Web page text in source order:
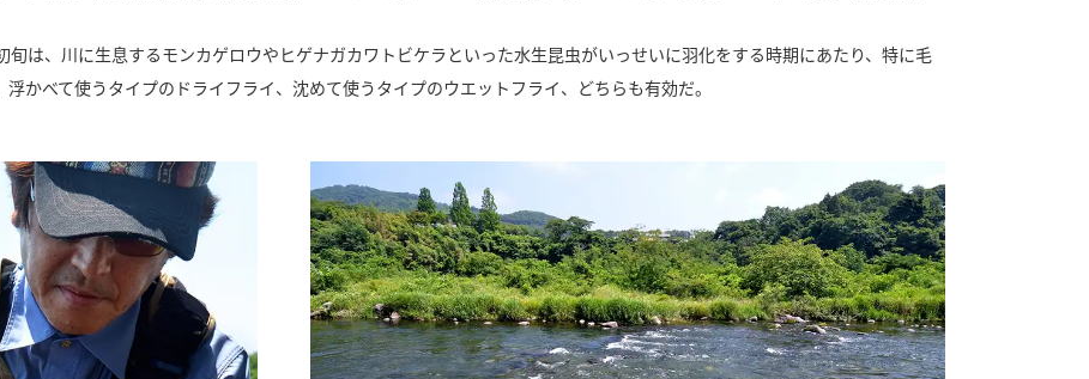
は、川に生息するモンカゲロウやヒゲナガカワトビケラといった水生昆虫がいっせいに羽化をする時期にあたり、特に毛
かべて使うタイプのドライフライ、沈めて使うタイプのウエットフライ、どちらも有効だ。